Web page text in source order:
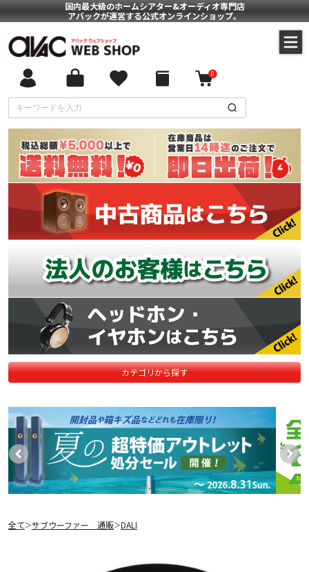
国内最大級のホームシアター&オーディオ専門店
アバックが運営する公式オンラインショップ。
0
カテゴリから探す
全て＞サブウーファー 通販＞DALI